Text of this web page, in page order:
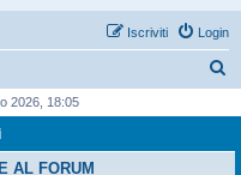
Login
Iscriviti
c
2026, 18:05
AL FORUM